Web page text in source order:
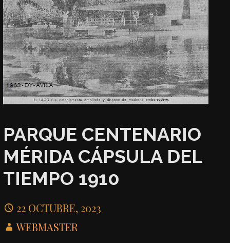
PARQUE CENTENARIO
MÉRIDA CÁPSULA DEL
TIEMPO 1910
22 OCTUBRE, 2023
WEBMASTER